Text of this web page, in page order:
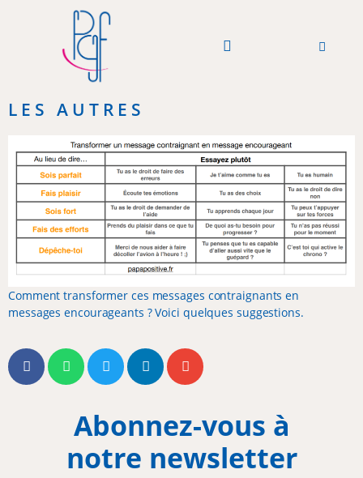
LES AUTRES
Comment transformer ces messages contraignants en
messages encourageants ? Voici quelques suggestions.
Abonnez-vous à
notre newsletter